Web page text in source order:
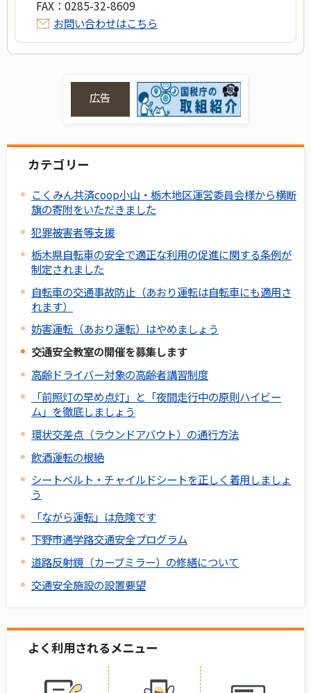
FAX： 0285-32-8609
お問い合わせはこちら
広告
カテゴリー
こくみん共済coop小山・栃木地区運営委員会様から横断
旗の寄附をいただきました
犯罪被害者等支援
栃木県自転車の安全で適正な利用の促進に関する条例が
制定されました
自転車の交通事故防止（あおり運転は自転車にも適用さ
れます）
妨害運転（あおり運転）はやめましょう
交通安全教室の開催を募集します
高齢ドライバー対象の高齢者講習制度
「前照灯の早め点灯」と「夜間走行中の原則ハイビー
ム」を徹底しましょう
環状交差点（ラウンドアバウト）の通行方法
飲酒運転の根絶
シートベルト・チャイルドシートを正しく着用しましょ
う
「ながら運転」は危険です
下野市通学路交通安全プログラム
道路反射鏡（カーブミラー）の修繕について
交通安全施設の設置要望
よく利用されるメニュー